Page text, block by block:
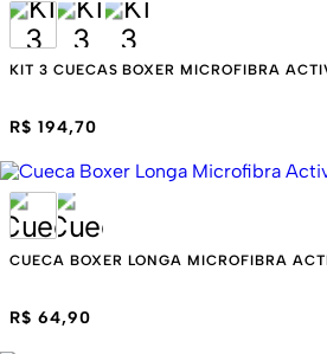
KIT 3 CUECAS BOXER MICROFIBRA
R$ 194,70
CUECA BOXER LONGA MICROFIBRA
R$ 64,90